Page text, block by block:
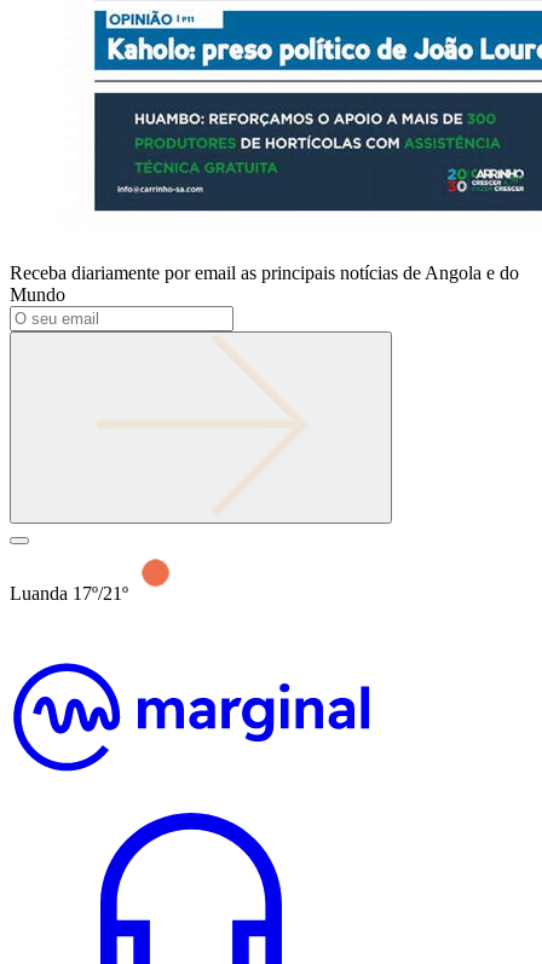
Receba diariamente por email as principais notícias de Angola e do
Mundo
Luanda 17º/21º